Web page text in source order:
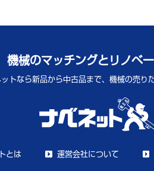
機械のマッチングとリノベ
トなら新品から中古品まで、 機械の売り
とは 運営会社について